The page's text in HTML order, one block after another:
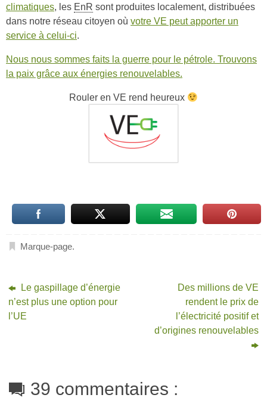
climatiques, les EnR sont produites localement, distribuées
dans notre réseau citoyen où votre VE peut apporter un
service à celui-ci.
Nous nous sommes faits la guerre pour le pétrole. Trouvons
la paix grâce aux énergies renouvelables.
Rouler en VE rend heureux
Marque-page.
Le gaspillage d’énergie
n’est plus une option pour
l’UE
Des millions de VE
rendent le prix de
l’électricité positif et
d’origines renouvelables
39 commentaires :